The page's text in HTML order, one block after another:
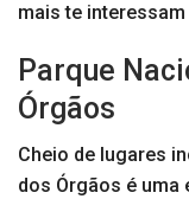
mais te
Parque
Órgãos
Cheio de lugares
dos Órgãos é uma